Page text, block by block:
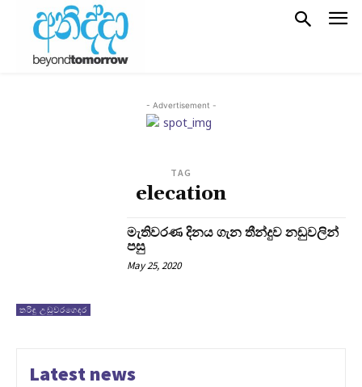
- Advertisement -
TAG
elecation
තරිඳු උඩුවරගෙදර
මැතිවරණ දිනය ගැන තීන්දුව නඩුවලින්
පසු
May 25, 2020
Latest news